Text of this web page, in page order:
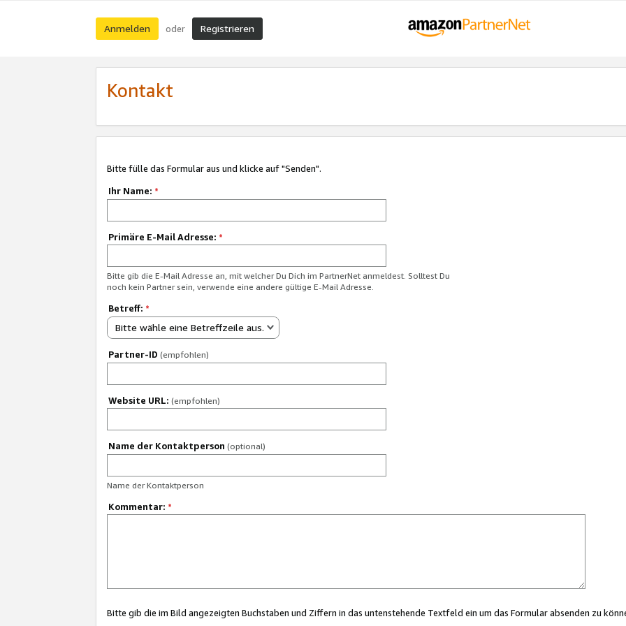
Anmelden oder Registrieren
Kontakt
Bitte fülle das Formular aus und klicke auf "Senden".
Ihr Name: *
Primäre E-Mail Adresse: *
Bitte gib die E-Mail Adresse an, mit welcher Du Dich im PartnerNet anmeldest. Solltest Du
noch kein Partner sein, verwende eine andere gültige E-Mail Adresse.
Betreff: *
Bitte wähle eine Betreffzeile aus.
Partner-ID (empfohlen)
Website URL: (empfohlen)
Name der Kontaktperson (optional)
Name der Kontaktperson
Kommentar: *
Bitte gib die im Bild angezeigten Buchstaben und Ziffern in das untenstehende Textfeld ein um das Formular absenden zu